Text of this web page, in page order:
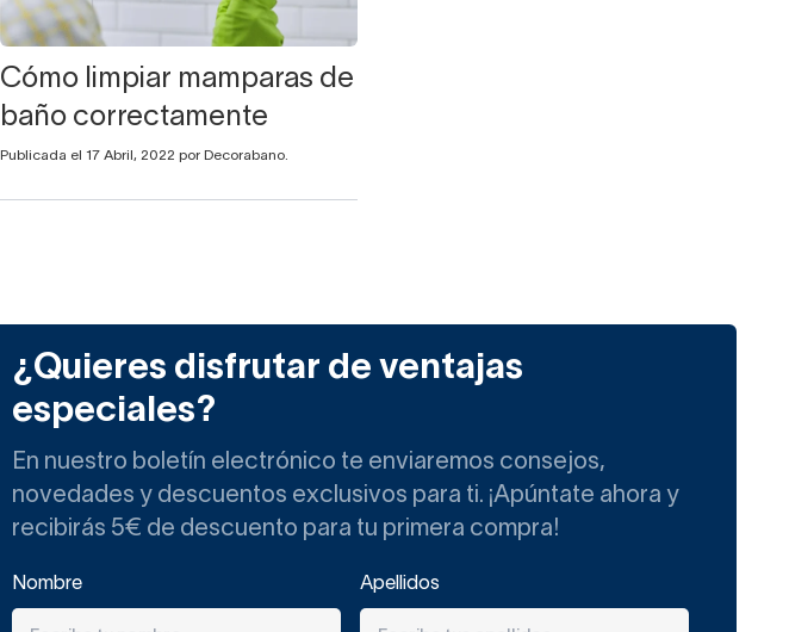
Cómo limpiar mamparas de
baño correctamente
Publicada el 17 Abril, 2022 por Decorabano.
¿Quieres disfrutar de ventajas
especiales?
En nuestro boletín electrónico te enviaremos consejos,
novedades y descuentos exclusivos para ti. ¡Apúntate ahora y
recibirás 5€ de descuento para tu primera compra!
Nombre Apellidos